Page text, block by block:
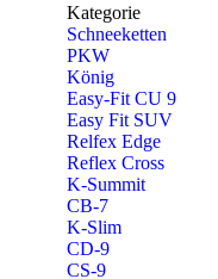
Kategorie
Schneeketten
PKW
König
Easy-Fit CU 9
Easy Fit SUV
Relfex Edge
Reflex Cross
K-Summit
CB-7
K-Slim
CD-9
CS-9